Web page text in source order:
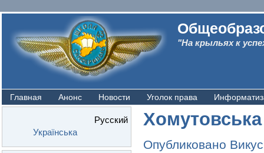
"На крыльях к
Главная Анонс Новости Уголок права
Русский
Українська
Хомутовська
Опубликовано